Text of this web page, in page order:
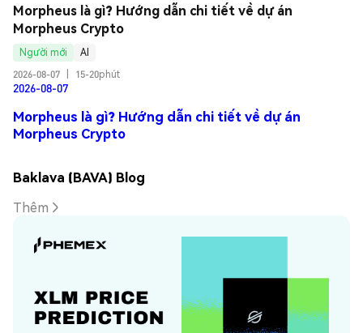
Morpheus là gì? Hướng dẫn chi tiết về dự án
Morpheus Crypto
Người mới
AI
2026-08-07
15-20phút
2026-08-07
Morpheus là gì? Hướng dẫn chi tiết về dự án
Morpheus Crypto
Baklava (BAVA) Blog
Thêm